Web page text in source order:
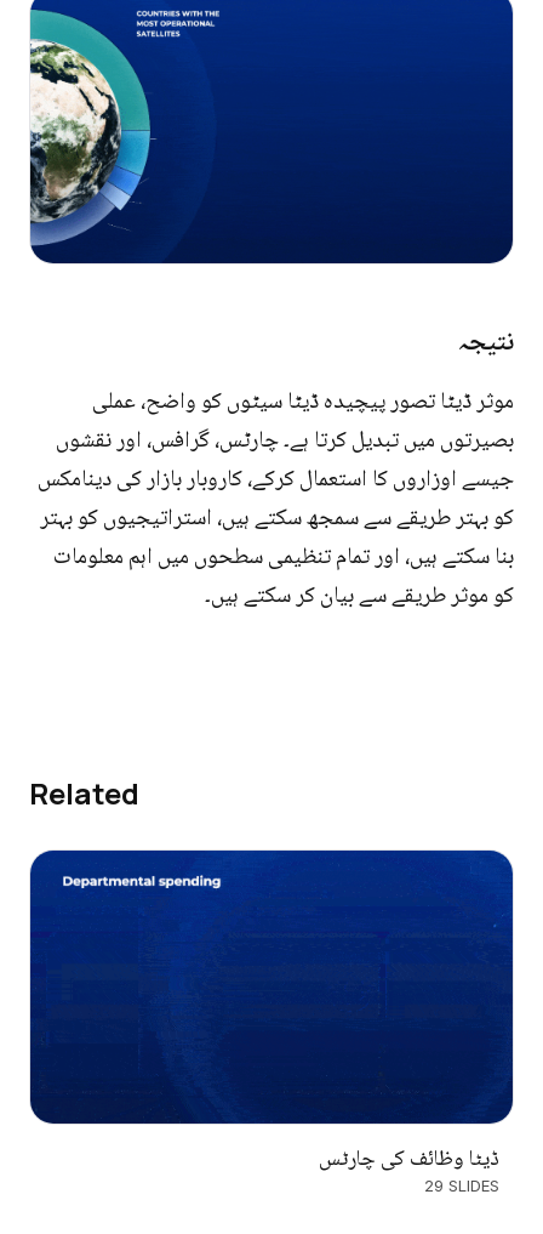
نتیجہ
موثر ڈیٹا تصور پیچیدہ ڈیٹا سیٹوں کو واضح، عملی
بصیرتوں میں تبدیل کرتا ہے۔ چارٹس، گرافس، اور نقشوں
جیسے اوزاروں کا استعمال کرکے، کاروبار بازار کی دینامکس
کو بہتر طریقے سے سمجھ سکتے ہیں، استراتیجیوں کو بہتر
بنا سکتے ہیں، اور تمام تنظیمی سطحوں میں اہم معلومات
کو موثر طریقے سے بیان کر سکتے ہیں۔
Related
ڈیٹا وظائف کی چارٹس
29 SLIDES